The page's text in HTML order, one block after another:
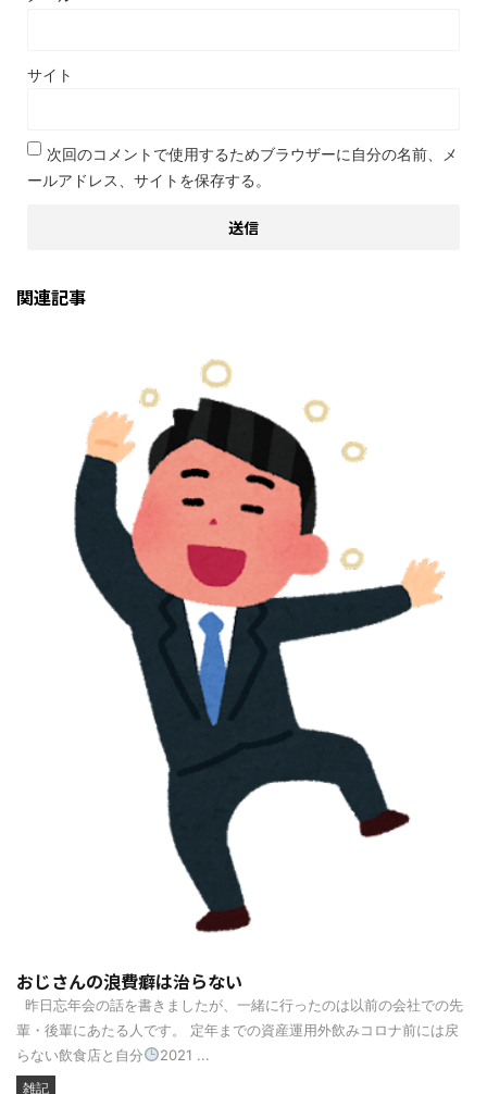
サイト
次回のコメントで使用するためブラウザーに自分の名前、メ
ールアドレス、サイトを保存する。
関連記事
おじさんの浪費癖は治らない
昨日忘年会の話を書きましたが、一緒に行ったのは以前の会社での先
輩・後輩にあたる人です。 定年までの資産運用外飲みコロナ前には戻
らない飲食店と自分
2021 ...
雑記